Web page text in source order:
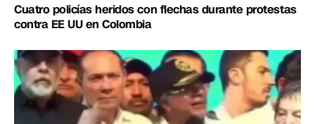
Cuatro policías heridos con flechas durante protestas
contra EE UU en Colombia